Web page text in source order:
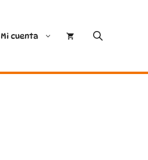
Mi cuenta